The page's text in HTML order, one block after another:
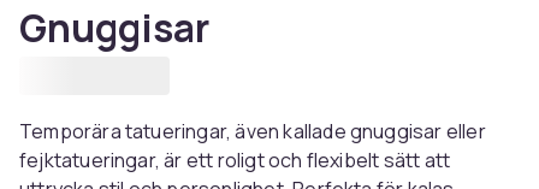
Gnuggisar
Temporära tatueringar, även kallade gnuggisar eller
fejktatueringar, är ett roligt och flexibelt sätt att